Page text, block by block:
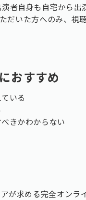
者自身も自宅から
だいた方へのみ、視
おすすめ
いる
きかわからない
が求める完全オンラ